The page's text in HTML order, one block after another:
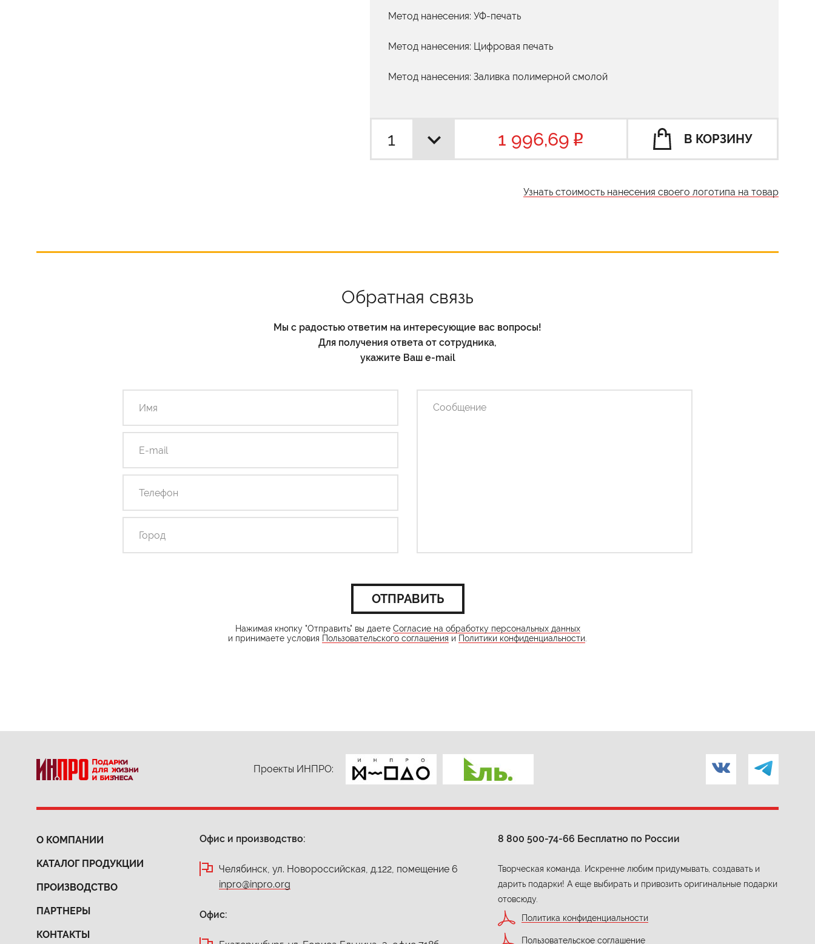
Метод нанесения: УФ-печать
Метод нанесения: Цифровая печать
Метод нанесения: Заливка полимерной смолой
1 996,69 В КОРЗИНУ
Узнать стоимость нанесения своего логотипа на товар
Обратная связь
Мы с радостью ответим на интересующие вас вопросы!
Для получения ответа от сотрудника,
укажите Ваш e-mail
ОТПРАВИТЬ
Нажимая кнопку "Отправить" вы даете Согласие на обработку персональных данных
и принимаете условия Пользовательского соглашения и Политики конфиденциальности
Проекты ИНПРО:
О КОМПАНИИ
КАТАЛОГ ПРОДУКЦИИ
ПРОИЗВОДСТВО
ПАРТНЕРЫ
КОНТАКТЫ
Офис и производство:
Челябинск, ул. Новороссийская, д.122, помещение 6
inpro@inpro.org
Офис:
8 800 500-74-66 Бесплатно по России
Творческая команда. Искренне любим придумывать, создавать и
дарить подарки! А еще выбирать и привозить оригинальные подарки
отовсюду.
Политика конфиденциальности
Пользовательское соглашение